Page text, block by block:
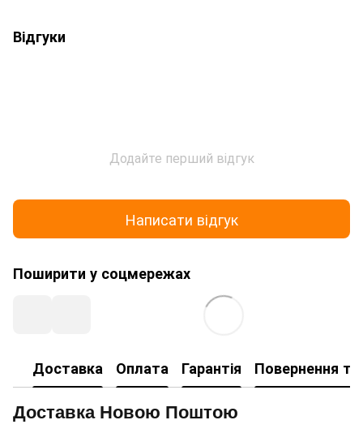
Відгуки
Додайте перший відгук
Написати відгук
Поширити у соцмережах
Доставка Оплата Гарантія Повернення
Доставка Новою Поштою